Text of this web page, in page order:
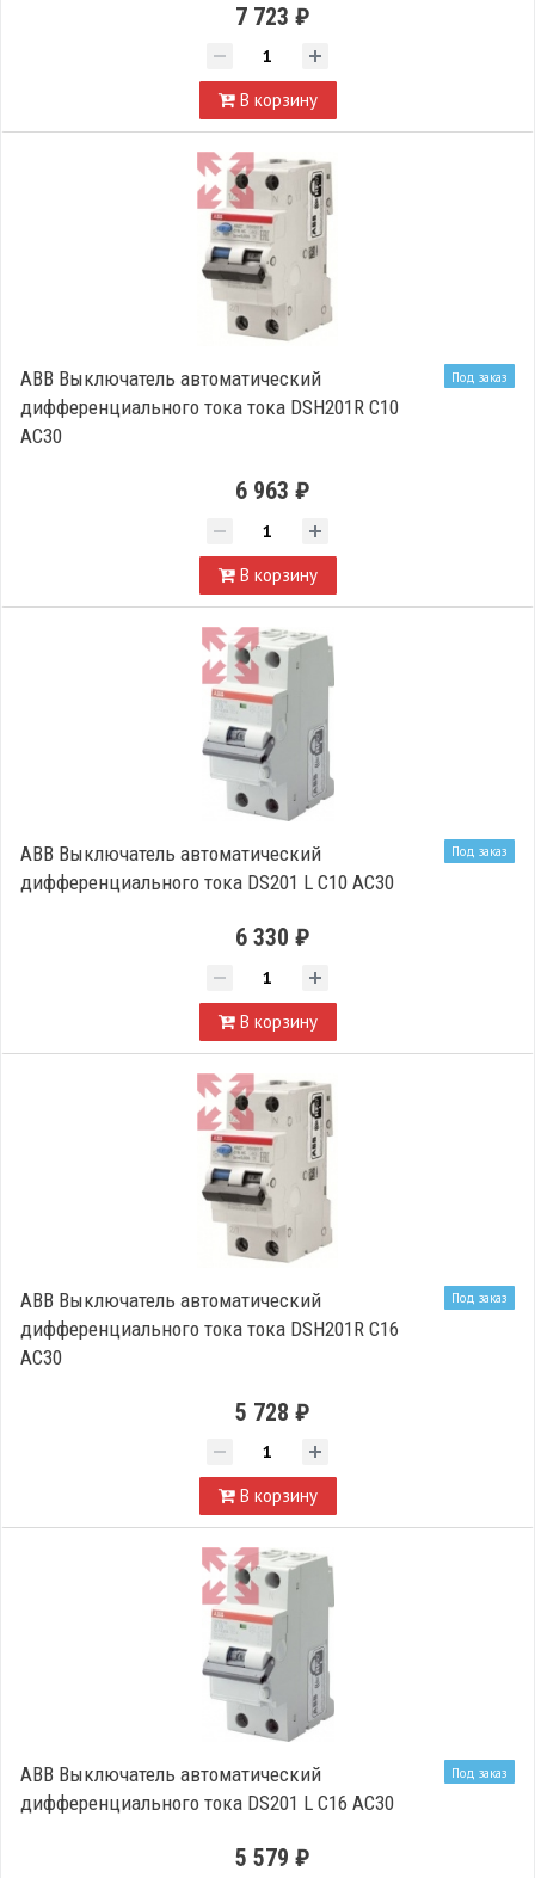
7 723 ₽
В корзину
Под заказ
ABB Выключатель автоматический
дифференциального тока тока DSH201R C10
AC30
6 963 ₽
В корзину
Под заказ
ABB Выключатель автоматический
дифференциального тока DS201 L C10 AC30
6 330 ₽
В корзину
Под заказ
ABB Выключатель автоматический
дифференциального тока тока DSH201R C16
AC30
5 728 ₽
В корзину
Под заказ
ABB Выключатель автоматический
дифференциального тока DS201 L C16 AC30
5 579 ₽